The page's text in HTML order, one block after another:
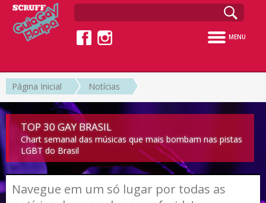
MENU
Página Inicial Notícias
TOP 30 GAY BRASIL
Chart semanal das músicas que mais bombam nas pistas
LGBT do Brasil
Navegue em um só lugar por todas as